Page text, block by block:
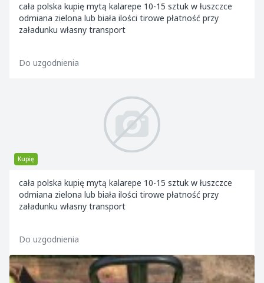
cała polska kupię mytą kalarepe 10-15 sztuk w łuszczce
odmiana zielona lub biała ilości tirowe płatność przy
załadunku własny transport
Do uzgodnienia
Kupię
cała polska kupię mytą kalarepe 10-15 sztuk w łuszczce
odmiana zielona lub biała ilości tirowe płatność przy
załadunku własny transport
Do uzgodnienia